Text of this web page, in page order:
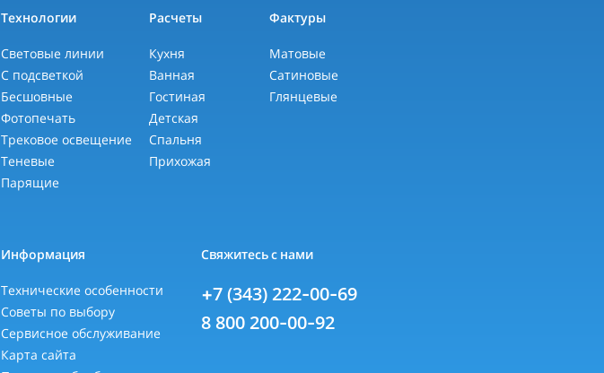
Технологии
Световые линии
С подсветкой
Бесшовные
Фотопечать
Трековое освещение
Теневые
Парящие
Расчеты
Кухня
Ванная
Гостиная
Детская
Спальня
Прихожая
Фактуры
Матовые
Сатиновые
Глянцевые
Информация
Технические особенности
Советы по выбору
Сервисное обслуживание
Карта сайта
Свяжитесь с нами
+7 (343) 222-00-69
8 800 200-00-92